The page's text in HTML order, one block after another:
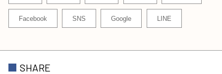
Facebook SNS Google LINE
SHARE